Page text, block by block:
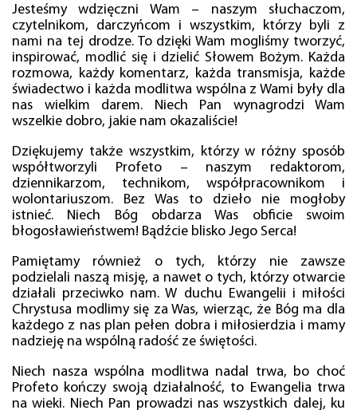
Jesteśmy wdzięczni Wam – naszym słuchaczom,
czytelnikom, darczyńcom i wszystkim, którzy byli z
nami na tej drodze. To dzięki Wam mogliśmy tworzyć,
inspirować, modlić się i dzielić Słowem Bożym. Każda
rozmowa, każdy komentarz, każda transmisja, każde
świadectwo i każda modlitwa wspólna z Wami były dla
nas wielkim darem. Niech Pan wynagrodzi Wam
wszelkie dobro, jakie nam okazaliście!
Dziękujemy także wszystkim, którzy w różny sposób
współtworzyli Profeto – naszym redaktorom,
dziennikarzom, technikom, współpracownikom i
wolontariuszom. Bez Was to dzieło nie mogłoby
istnieć. Niech Bóg obdarza Was obficie swoim
błogosławieństwem! Bądźcie blisko Jego Serca!
Pamiętamy również o tych, którzy nie zawsze
podzielali naszą misję, a nawet o tych, którzy otwarcie
działali przeciwko nam. W duchu Ewangelii i miłości
Chrystusa modlimy się za Was, wierząc, że Bóg ma dla
każdego z nas plan pełen dobra i miłosierdzia i mamy
nadzieję na wspólną radość ze świętości.
Niech nasza wspólna modlitwa nadal trwa, bo choć
Profeto kończy swoją działalność, to Ewangelia trwa
na wieki. Niech Pan prowadzi nas wszystkich dalej, ku